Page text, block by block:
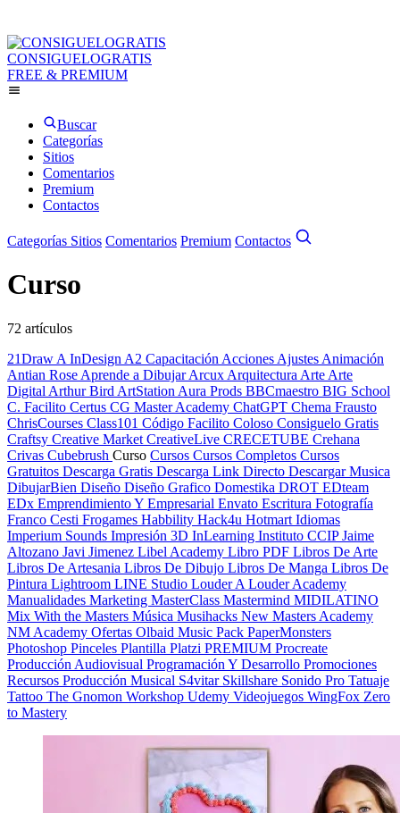
CONSIGUELOGRATIS
FREE & PREMIUM
Buscar
Categorías
Sitios
Comentarios
Premium
Contactos
Categorías Sitios Comentarios Premium Contactos
Curso
72 artículos
21Draw A InDesign A2 Capacitación Acciones Ajustes Animación
Antian Rose Aprende a DibujarArcux Arquitectura Arte Arte
Digital Arthur Bird ArtStation Aura Prods BBCmaestro BIG School
C. Facilito Certus CG Master Academy ChatGPT Chema Frausto
ChrisCourses Class101 Código Facilito Coloso Consiguelo Gratis
Craftsy Creative Market CreativeLive CRECETUBE Crehana
Crivas Cubebrush Curso Cursos Cursos Completos Cursos
Gratuitos Descarga Gratis Descarga Link Directo Descargar Musica
DibujarBien Diseño Diseño Grafico Domestika DROT EDteam
EDx Emprendimiento Y Empresarial Envato Escritura Fotografía
Franco Cesti Frogames Habbility Hack4u Hotmart Idiomas
Imperium Sounds Impresión 3D InLearning Instituto CCIPJaime
Altozano Javi Jimenez Libel Academy Libro PDF Libros De Arte
Libros De Artesania Libros De Dibujo Libros De Manga Libros De
Pintura Lightroom LINE Studio Louder A Louder Academy
Manualidades Marketing MasterClass Mastermind MIDILATINO
Mix With the Masters Música Musihacks New Masters Academy
NM Academy Ofertas Olbaid Music Pack PaperMonsters
Photoshop Pinceles Plantilla Platzi PREMIUM Procreate
Producción Audiovisual Programación Y Desarrollo Promociones
Recursos Producción Musical S4vitar Skillshare Sonido Pro Tatuaje
Tattoo The Gnomon Workshop Udemy Videojuegos WingFox Zero
to Mastery